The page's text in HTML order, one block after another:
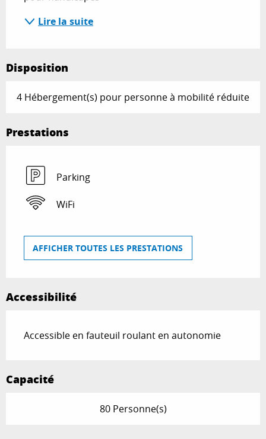
Lire la suite
Disposition
4 Hébergement(s) pour personne à mobilité réduite
Prestations
Parking
WiFi
AFFICHER TOUTES LES PRESTATIONS
Accessibilité
Accessible en fauteuil roulant en autonomie
Capacité
80 Personne(s)